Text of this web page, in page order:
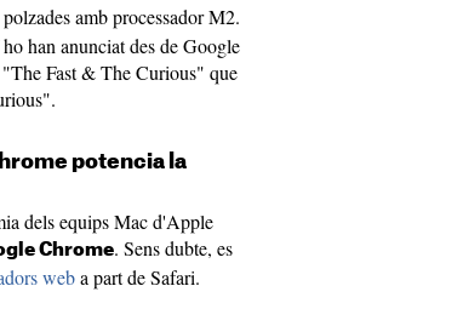
amb processador M2.
han anunciat des de Google
Fast & The Curious" que
potencia la
dels equips Mac d'Apple
Chrome. Sens dubte, es
weba part de Safari.